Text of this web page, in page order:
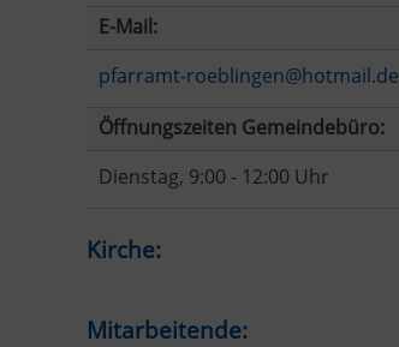
E-Mail:
pfarramt-roeblingen@hotmail.de
Öffnungszeiten Gemeindebüro:
Dienstag, 9:00 - 12:00 Uhr
Kirche:
Mitarbeitende: